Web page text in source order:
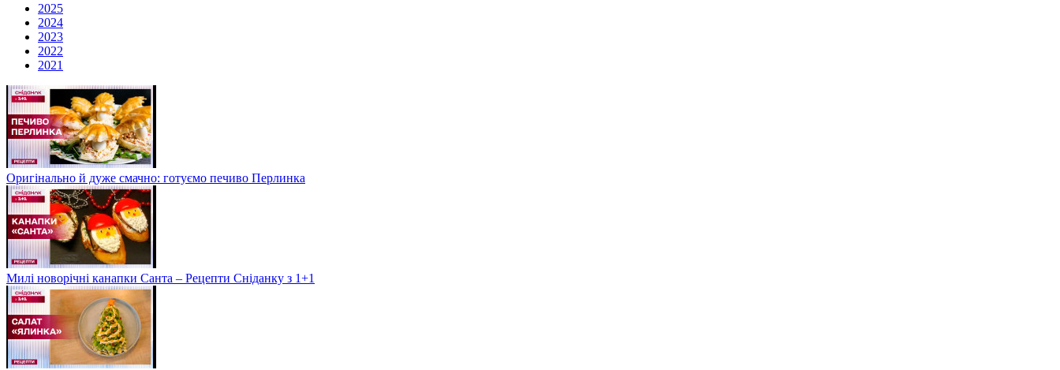
2025
2024
2023
2022
2021
Оригінально й дуже смачно: готуємо печиво Перлинка
Милі новорічні канапки Санта – Рецепти Сніданку з 1+1